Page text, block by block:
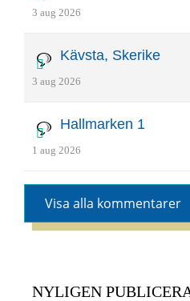
3 aug 2026
Kävsta, Skerike
3 aug 2026
Hallmarken 1
1 aug 2026
Visa alla kommentarer
NYLIGEN